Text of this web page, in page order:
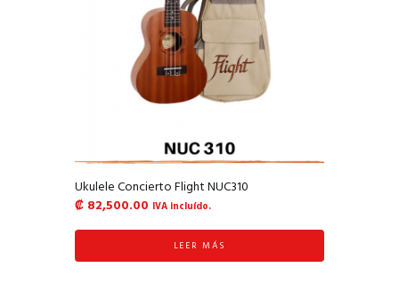
Ukulele Concierto Flight NUC310
₡ 82,500.00 IVA incluído.
LEER MÁS